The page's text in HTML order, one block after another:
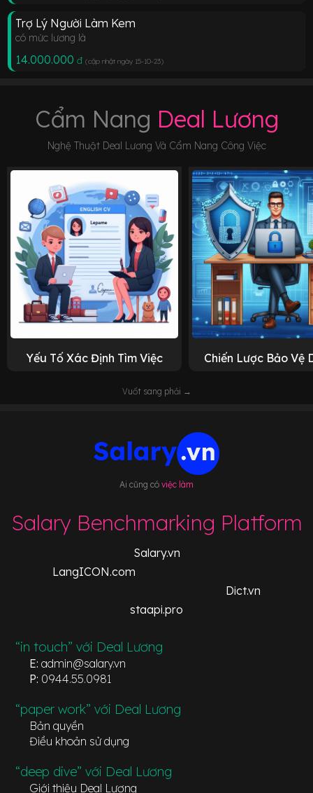
Trợ Lý Người Làm Kem
có mức lương là
14.000.000 đ (cập nhật ngày 15-10-23)
Cẩm Nang Deal Lương
Nghệ Thuật Deal Lương Và Cẩm Nang Công Việc
Yếu Tố Xác Định Tìm Việc Chiến Lược Bảo Vệ
Vuốt sang phải →
Ai cũng có việc làm
Salary Benchmarking Platform
Salary.vn
LangICON.com
Dict.vn
staapi.pro
“in touch” với Deal Lương
E: admin@salary.vn
P: 0944.55.0981
“paper work” với Deal Lương
Bản quyền
Điều khoản sử dụng
“deep dive” với Deal Lương
Giới thiệu Deal Lương